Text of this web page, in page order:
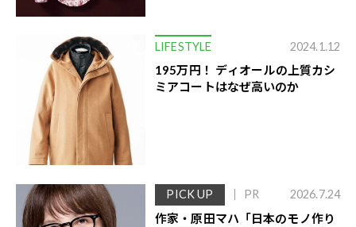
LIFESTYLE 2024.1.12
195万円！ ディオールの上質カシ
ミアコートはなぜ高いのか
PICK UP PR 2026.7.24
作家・原田マハ「日本のモノ作り